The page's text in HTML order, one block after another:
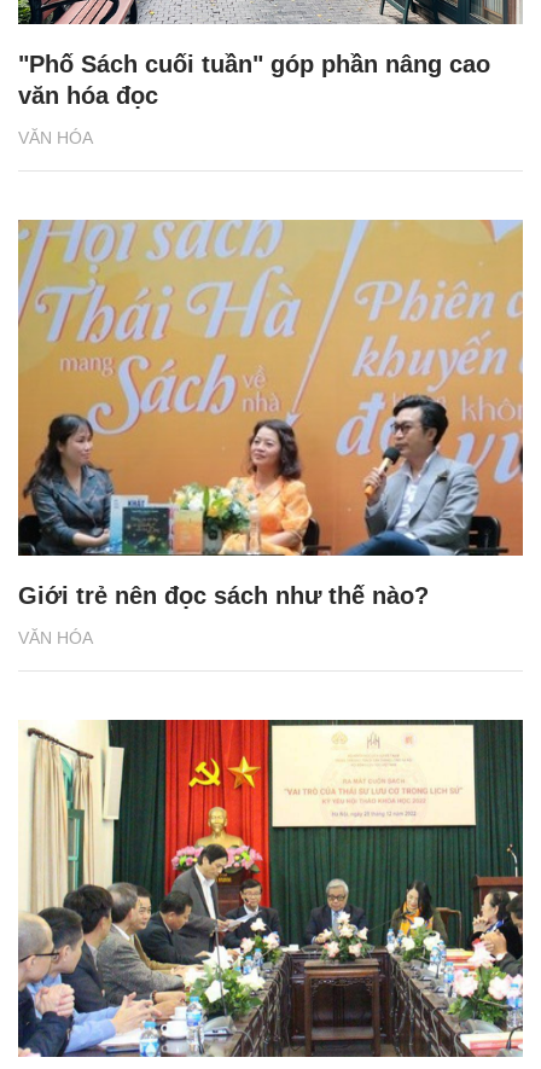
VĂN HÓA
"Phố Sách cuối tuần" góp phần nâng cao
văn hóa đọc
VĂN HÓA
Giới trẻ nên đọc sách như thế nào?